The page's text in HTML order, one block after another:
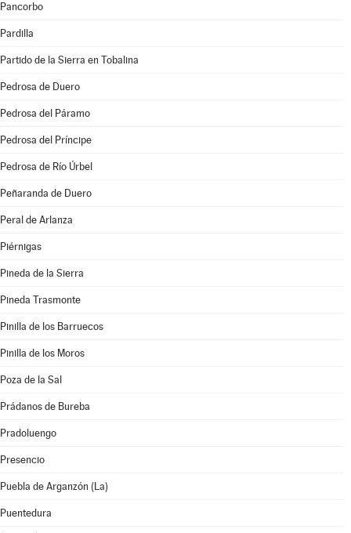
Pancorbo
Pardilla
Partido de la Sierra en Tobalina
Pedrosa de Duero
Pedrosa del Páramo
Pedrosa del Príncipe
Pedrosa de Río Úrbel
Peñaranda de Duero
Peral de Arlanza
Piérnigas
Pineda de la Sierra
Pineda Trasmonte
Pinilla de los Barruecos
Pinilla de los Moros
Poza de la Sal
Prádanos de Bureba
Pradoluengo
Presencio
Puebla de Arganzón (La)
Puentedura